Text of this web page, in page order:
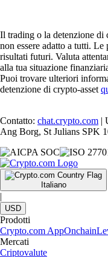
Il trading o la detenzione di
non essere adatto a tutti. Le
risultati futuri. Valuta
alla tua situazione
Puoi trovare ulteriori
detenzione di crypto-asset
Contatto: chat.crypto.com |
Ang Borg, St Julians SPK
Italiano
|
USD
Prodotti
Crypto.com AppOnchain
Mercati
Criptovalute